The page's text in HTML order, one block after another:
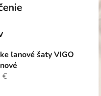
ľanové šaty VIGO
€